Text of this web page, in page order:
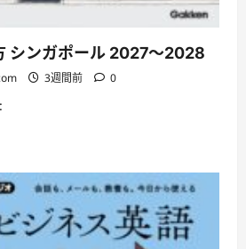
シンガポール 2027〜2028
3週間前 0